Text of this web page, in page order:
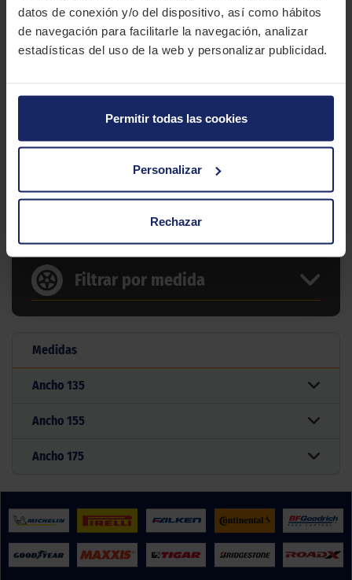
datos de conexión y/o del dispositivo, así como hábitos
de navegación para facilitarle la navegación, analizar
estadísticas del uso de la web y personalizar publicidad.
Permitir todas las cookies
Personalizar
Rechazar
CARACTERÍSTICAS TÉCNICAS
Modelo
ECOCONTACT EP
Verano
4 MEDIDAS PARA EL NEUMÁTICO
CONTINENTAL ECOCONTACT EP
Filtrar por medida
Medidas
Ancho 135
Ancho 155
Ancho 175